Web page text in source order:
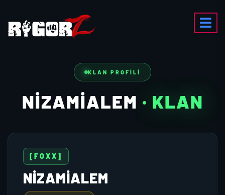
KLAN PROFILI
NIZAMIALEM · KLAN
[FOXX]
NIZAMIALEM